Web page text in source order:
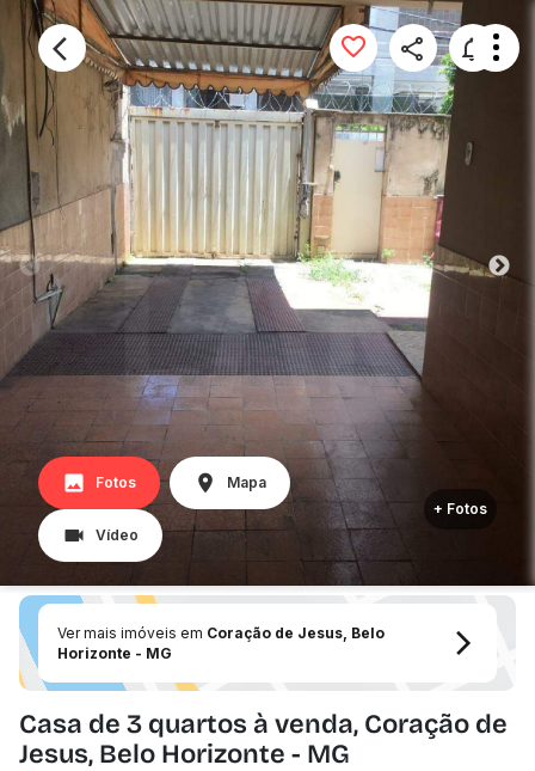
Fotos Mapa
Vídeo
+ Fotos
Ver mais imóveis em Coração de Jesus, Belo
Horizonte - MG
Casa de 3 quartos à venda, Coração de
Jesus, Belo Horizonte - MG